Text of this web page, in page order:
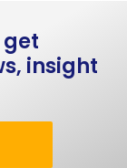
insight